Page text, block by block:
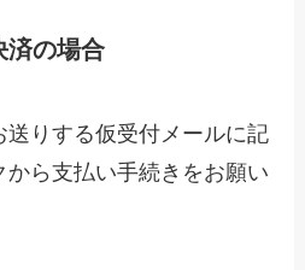
済の場合
送りする仮受付メールに記
ら支払い手続きをお願い